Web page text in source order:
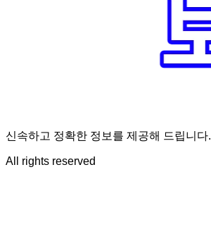
신속하고 정확한 정보를 제공해 드립니다.
All rights reserved